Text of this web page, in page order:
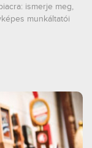
ismerje meg,
munkáltatói